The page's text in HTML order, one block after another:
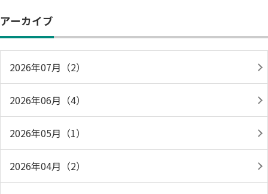
アーカイブ
2026年07月（2）
2026年06月（4）
2026年05月（1）
2026年04月（2）